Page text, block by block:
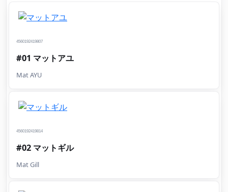
4560192419807
#01 マットアユ
Mat AYU
4560192419814
#02 マットギル
Mat Gill